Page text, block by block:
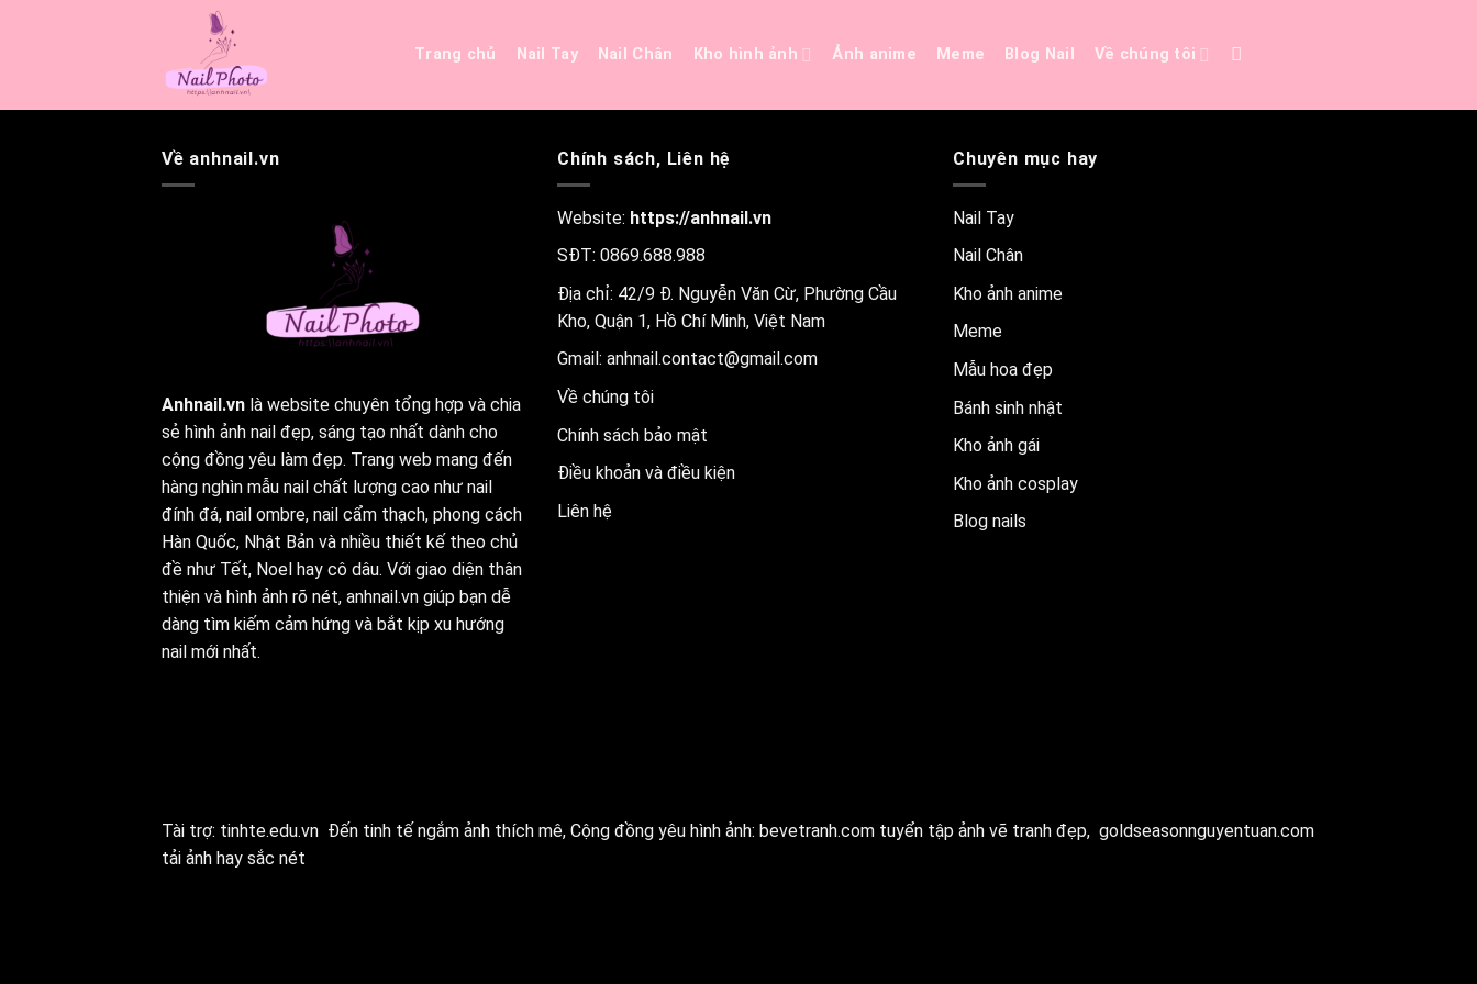
Trang chủ Nail Tay Nail Chân Kho hình ảnh Ảnh anime Meme Blog Nail Về chúng tôi
Về anhnail.vn
Anhnail.vn là website chuyên tổng hợp và chia
sẻ hình ảnh nail đẹp, sáng tạo nhất dành cho
cộng đồng yêu làm đẹp. Trang web mang đến
hàng nghìn mẫu nail chất lượng cao như nail
đính đá, nail ombre, nail cẩm thạch, phong cách
Hàn Quốc, Nhật Bản và nhiều thiết kế theo chủ
đề như Tết, Noel hay cô dâu. Với giao diện thân
thiện và hình ảnh rõ nét, anhnail.vn giúp bạn dễ
dàng tìm kiếm cảm hứng và bắt kịp xu hướng
nail mới nhất.
Chính sách, Liên hệ
Website: https://anhnail.vn
SĐT: 0869.688.988
Địa chỉ: 42/9 Đ. Nguyễn Văn Cừ, Phường Cầu
Kho, Quận 1, Hồ Chí Minh, Việt Nam
Gmail: anhnail.contact@gmail.com
Về chúng tôi
Chính sách bảo mật
Điều khoản và điều kiện
Liên hệ
Chuyên mục hay
Nail Tay
Nail Chân
Kho ảnh anime
Meme
Mẫu hoa đẹp
Bánh sinh nhật
Kho ảnh gái
Kho ảnh cosplay
Blog nails
Tài trợ: tinhte.edu.vn Đến tinh tế ngắm ảnh thích mê, Cộng đồng yêu hình ảnh: bevetranh.com tuyển tập ảnh vẽ tranh đẹp, goldseasonnguyentuan.com
tải ảnh hay sắc nét